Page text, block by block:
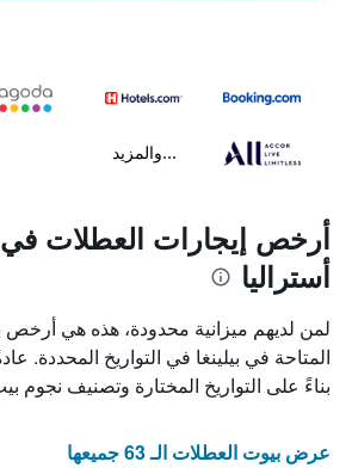
...والمزيد
أرخص إيجارات العطلات في
أستراليا
لمن لديهم ميزانية محدودة، هذه هي أرخص
المتاحة في بيلينغا في التواريخ المحددة.
بناءً على التواريخ المختارة وتصنيف نجوم
عرض بيوت العطلات الـ 63 جميعها